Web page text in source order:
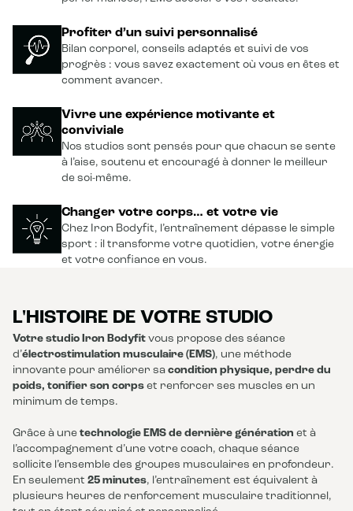
Profiter d’un suivi personnalisé
Bilan corporel, conseils adaptés et suivi de vos
progrès : vous savez exactement où vous en êtes et
comment avancer.
Vivre une expérience motivante et
conviviale
Nos studios sont pensés pour que chacun se sente
à l’aise, soutenu et encouragé à donner le meilleur
de soi-même.
Changer votre corps… et votre vie
Chez Iron Bodyfit, l’entraînement dépasse le simple
sport : il transforme votre quotidien, votre énergie
et votre confiance en vous.
L'HISTOIRE DE VOTRE STUDIO
Votre studio Iron Bodyfit vous propose des séance
d’électrostimulation musculaire (EMS), une méthode
innovante pour améliorer sa condition physique, perdre du
poids, tonifier son corps et renforcer ses muscles en un
minimum de temps.
Grâce à une technologie EMS de dernière génération et à
l’accompagnement d’une votre coach, chaque séance
sollicite l’ensemble des groupes musculaires en profondeur.
En seulement 25 minutes, l’entraînement est équivalent à
plusieurs heures de renforcement musculaire traditionnel,